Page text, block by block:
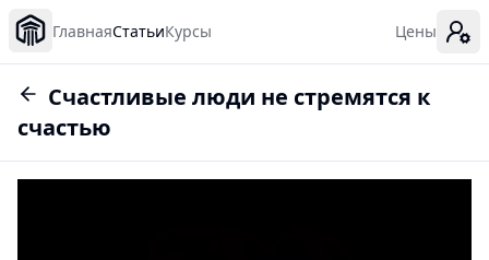
ГлавнаяСтатьиКурсы Цены
Счастливые люди не стремятся к
счастью